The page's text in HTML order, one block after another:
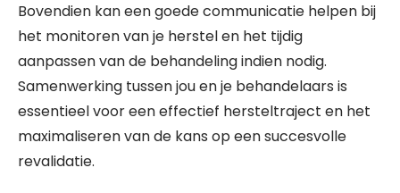
Bovendien kan een goede communicatie helpen bij
het monitoren van je herstel en het tijdig
aanpassen van de behandeling indien nodig.
Samenwerking tussen jou en je behandelaars is
essentieel voor een effectief hersteltraject en het
maximaliseren van de kans op een succesvolle
revalidatie.